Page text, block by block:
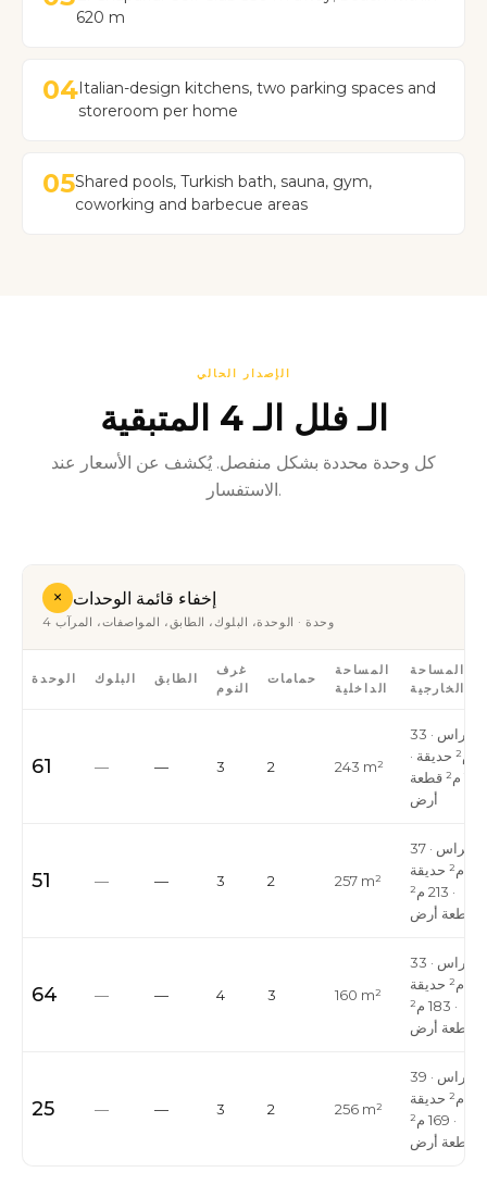
620 m
04Italian-design kitchens, two parking spaces and
storeroom per home
05Shared pools, Turkish bath, sauna, gym,
coworking and barbecue areas
الإصدار الحالي
الـ فلل الـ 4 المتبقية
كل وحدة محددة بشكل منفصل. يُكشف عن الأسعار عند
الاستفسار.
+إخفاء قائمة الوحدات
4 وحدة · الوحدة، البلوك، الطابق، المواصفات، المرآب
الوحدة البلوك الطابق
غرف
النوم
حمامات
المساحة
الداخلية
المساحة
الخارجية
61 — — 3 2 243 m²
33 م² تراس ·
41 م² حديقة ·
153 م² قطعة
أرض
51 — — 3 2 257 m²
37 م² تراس ·
96 م² حديقة
· 213 م²
قطعة أرض
64 — — 4 3 160 m²
33 م² تراس ·
64 م² حديقة
· 183 م²
قطعة أرض
25 — — 3 2 256 m²
39 م² تراس ·
29 م² حديقة
· 169 م²
قطعة أرض